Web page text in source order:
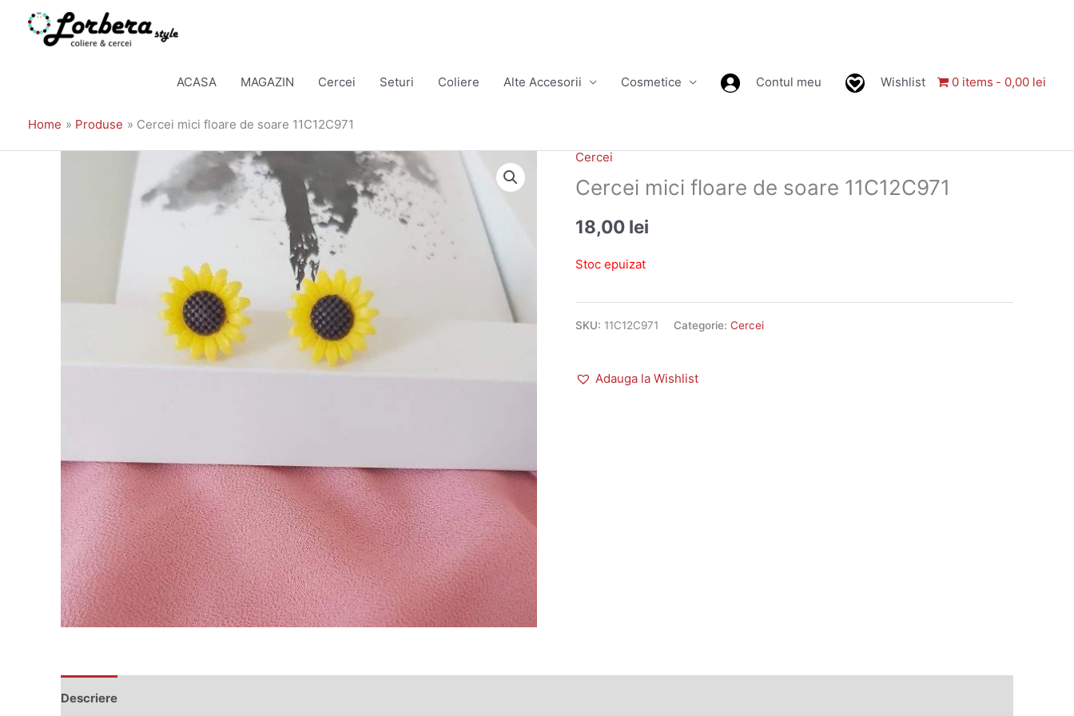
ACASA MAGAZIN Cercei Seturi Coliere Alte Accesorii Cosmetice Contul meu Wishlist 0 items 0,00 lei
Home Produse Cercei mici floare de soare 11C12C971
Cercei
Cercei mici floare de soare 11C12C971
18,00 lei
Stoc epuizat
SKU: 11C12C971 Categorie: Cercei
Adauga la Wishlist
Descriere